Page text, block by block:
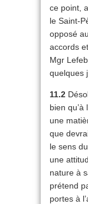
ce point,
le Saint-
opposé
accords
Mgr
quelques
11.2
bien qu’à
une
que
le sens
une
nature à
prétend
portes à